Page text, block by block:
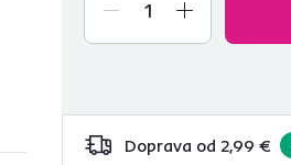
Doprava od 2,99 €